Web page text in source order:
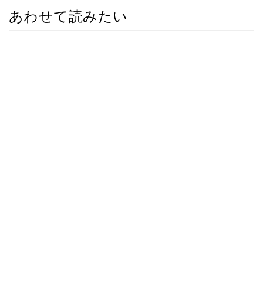
あわせて読みたい